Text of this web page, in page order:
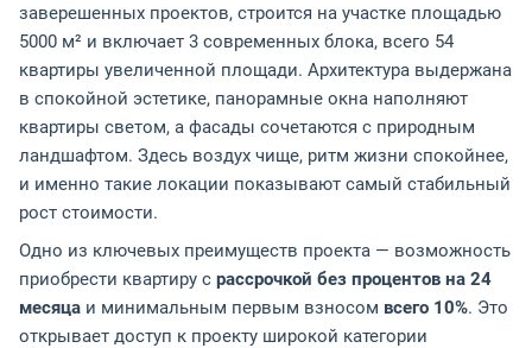
заверешенных проектов, строится на участке площадью
5000 м² и включает 3 современных блока, всего 54
квартиры увеличенной площади. Архитектура выдержана
в спокойной эстетике, панорамные окна наполняют
квартиры светом, а фасады сочетаются с природным
ландшафтом. Здесь воздух чище, ритм жизни спокойнее,
и именно такие локации показывают самый стабильный
рост стоимости.
Одно из ключевых преимуществ проекта — возможность
приобрести квартиру с рассрочкой без процентов на 24
месяца и минимальным первым взносом всего 10%. Это
открывает доступ к проекту широкой категории